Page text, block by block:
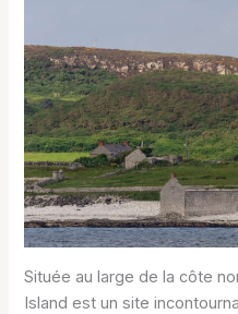
Située au large de la côte
Island est un site